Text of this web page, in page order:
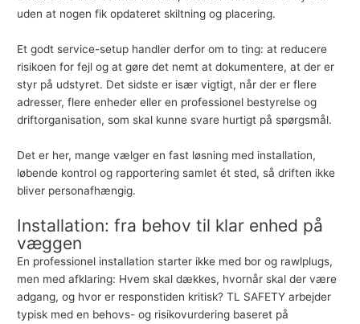
uden at nogen fik opdateret skiltning og placering.
Et godt service-setup handler derfor om to ting: at reducere
risikoen for fejl og at gøre det nemt at dokumentere, at der er
styr på udstyret. Det sidste er især vigtigt, når der er flere
adresser, flere enheder eller en professionel bestyrelse og
driftorganisation, som skal kunne svare hurtigt på spørgsmål.
Det er her, mange vælger en fast løsning med installation,
løbende kontrol og rapportering samlet ét sted, så driften ikke
bliver personafhængig.
Installation: fra behov til klar enhed på
væggen
En professionel installation starter ikke med bor og rawlplugs,
men med afklaring: Hvem skal dækkes, hvornår skal der være
adgang, og hvor er responstiden kritisk?TL SAFETY arbejder
typisk med en behovs- og risikovurdering baseret på